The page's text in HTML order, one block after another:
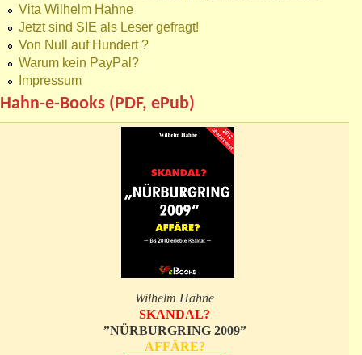
Vita Wilhelm Hahne
Jetzt sind SIE als Leser gefragt!
Von Null auf Hundert ?
Warum kein PayPal?
Impressum
Hahn-e-Books (PDF, ePub)
Wilhelm Hahne
SKANDAL?
”NÜRBURGRING 2009”
AFFÄRE?